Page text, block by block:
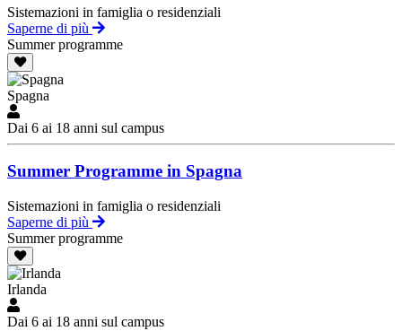
Sistemazioni in famiglia o residenziali
Saperne di più
Summer programme
Spagna
Dai 6 ai 18 anni sul campus
Summer Programme in Spagna
Sistemazioni in famiglia o residenziali
Saperne di più
Summer programme
Irlanda
Dai 6 ai 18 anni sul campus